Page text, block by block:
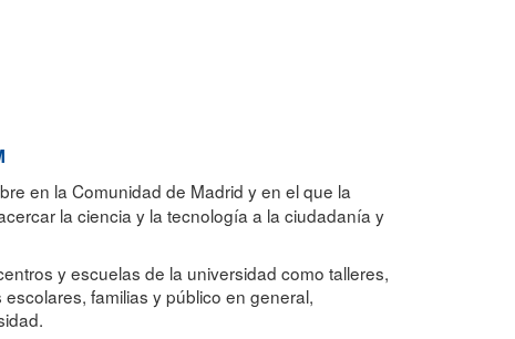
en la Comunidad de Madrid y en el que la
la ciencia y la tecnología a la ciudadanía y
y escuelas de la universidad como talleres,
familias y público en general,